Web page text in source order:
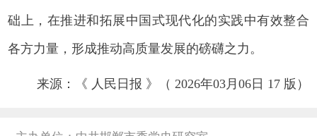
础上，在推进和拓展中国式现代化的实践中有效整合
各方力量，形成推动高质量发展的磅礴之力。
来源：《 人民日报 》（ 2026年03月06日 17 版）